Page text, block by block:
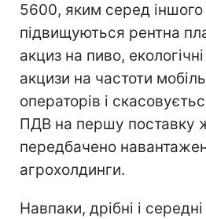
5600, яким серед іншого
підвищуються рентна
акциз на пиво,
акцизи на частоти
операторів і
ПДВ на першу поставку
передбачено
агрохолдинги.
Навпаки, дрібні і